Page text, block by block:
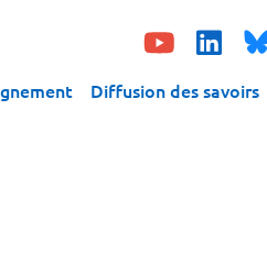
Diffusion des savoirs